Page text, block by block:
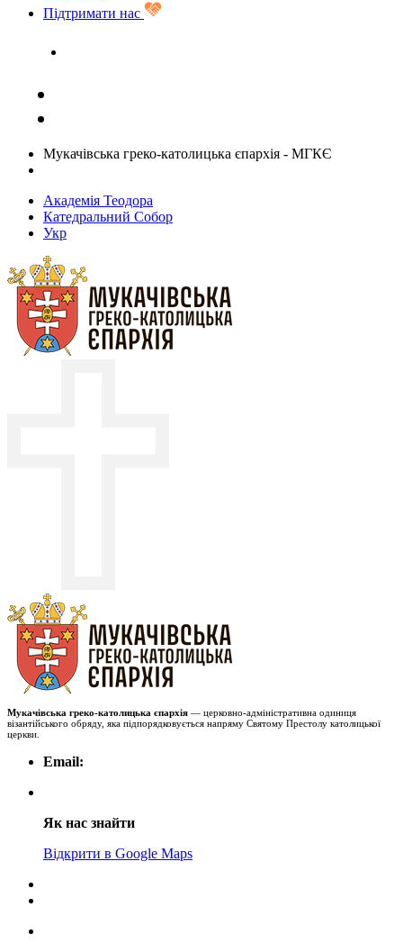
Підтримати нас
Мукачівська греко-католицька єпархія - МГКЄ
Академія Теодора
Катедральний Собор
Укр
Мукачівська греко-католицька єпархія — церковно-адміністративна одиниця
візантійського обряду, яка підпорядковується напряму Святому Престолу католицької
церкви.
Email:
Як нас знайти
Відкрити в Google Maps